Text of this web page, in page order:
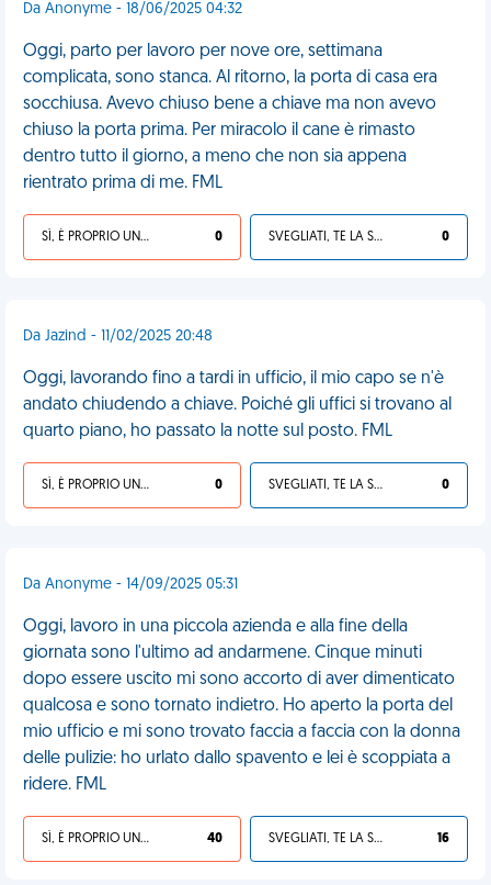
Da Anonyme - 18/06/2025 04:32
Oggi, parto per lavoro per nove ore, settimana
complicata, sono stanca. Al ritorno, la porta di casa era
socchiusa. Avevo chiuso bene a chiave ma non avevo
chiuso la porta prima. Per miracolo il cane è rimasto
dentro tutto il giorno, a meno che non sia appena
rientrato prima di me. FML
SÌ, È PROPRIO UNA VDM! 0 SVEGLIATI, TE LA SEI CERCATA! 0
Da Jazind - 11/02/2025 20:48
Oggi, lavorando fino a tardi in ufficio, il mio capo se n'è
andato chiudendo a chiave. Poiché gli uffici si trovano al
quarto piano, ho passato la notte sul posto. FML
SÌ, È PROPRIO UNA VDM! 0 SVEGLIATI, TE LA SEI CERCATA! 0
Da Anonyme - 14/09/2025 05:31
Oggi, lavoro in una piccola azienda e alla fine della
giornata sono l'ultimo ad andarmene. Cinque minuti
dopo essere uscito mi sono accorto di aver dimenticato
qualcosa e sono tornato indietro. Ho aperto la porta del
mio ufficio e mi sono trovato faccia a faccia con la donna
delle pulizie: ho urlato dallo spavento e lei è scoppiata a
ridere. FML
SÌ, È PROPRIO UNA VDM! 40 SVEGLIATI, TE LA SEI CERCATA! 16